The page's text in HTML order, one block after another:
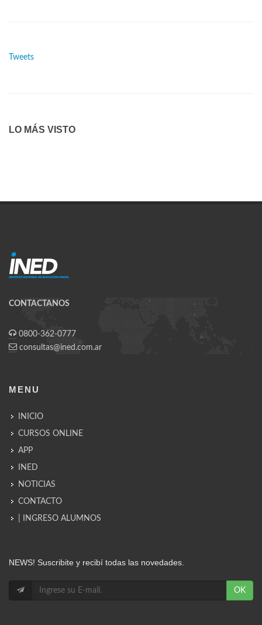
Tweets
LO MÁS VISTO
CONTACTANOS
0800-362-0777‬
consultas@ined.com.ar
MENU
INICIO
CURSOS ONLINE
APP
INED
NOTICIAS
CONTACTO
| INGRESO ALUMNOS
NEWS! Suscribite y recibí todas las novedades.
OK